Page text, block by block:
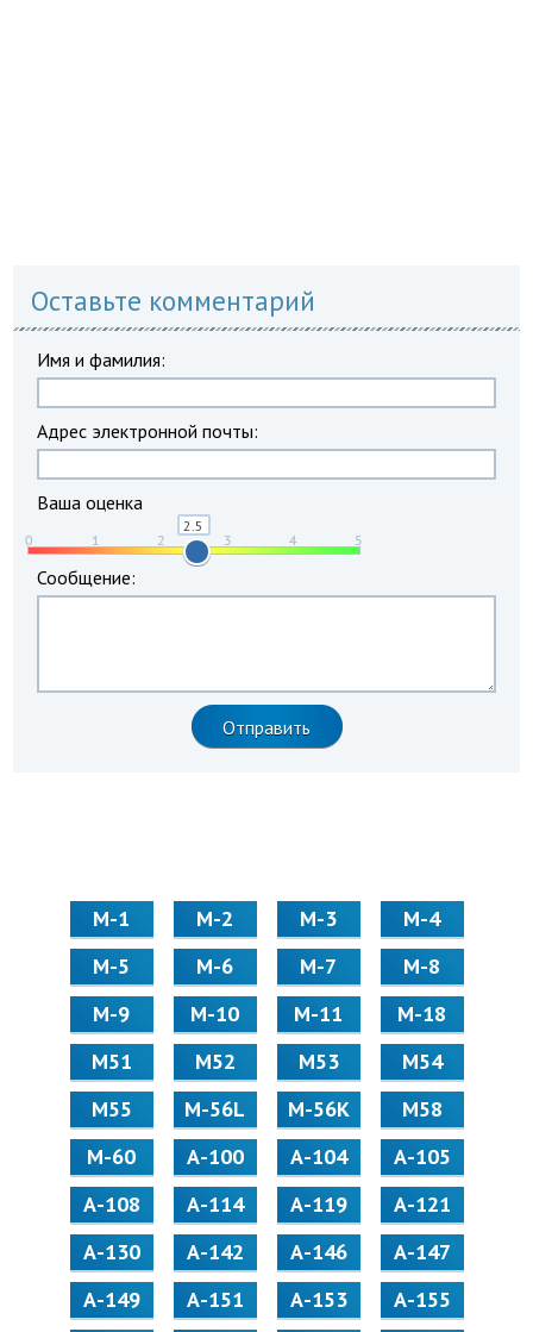
Оставьте комментарий
Имя и фамилия:
Адрес электронной почты:
Ваша оценка
Сообщение:
М-1 М-2 М-3
М-4
М-5
М-6 М-7
М-8
М-9
М-10 М-11
М-18
М51
М52 М53
М54
М55
M-56L M-56K
М58
M-60
А-100 А-104
А-105
А-108
А-114 А-119
А-121
А-130
А-142 А-146
А-147
А-149
А-151 А-153
А-155